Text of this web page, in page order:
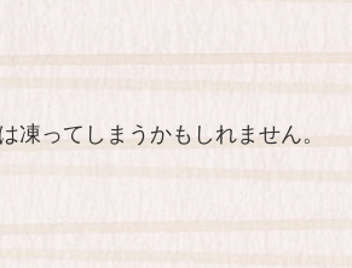
ってしまうかもしれません。